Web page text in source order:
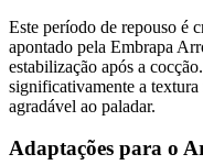
Este período de repouso é
apontado pela Embrapa
estabilização após a
significativamente a
agradável ao paladar.
Adaptações para o